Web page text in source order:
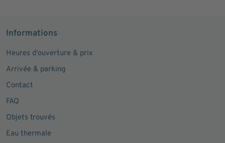
Informations
Heures d'ouverture & prix
Arrivée & parking
Contact
FAQ
Objets trouvés
Eau thermale